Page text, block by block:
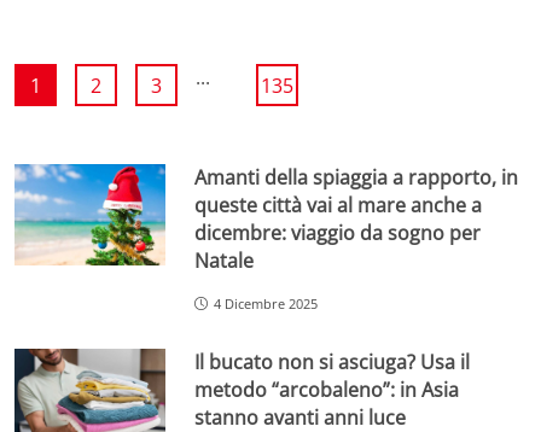
1 2 3 ... 135
Amanti della spiaggia a rapporto, in
queste città vai al mare anche a
dicembre: viaggio da sogno per
Natale
4 Dicembre 2025
Il bucato non si asciuga? Usa il
metodo “arcobaleno”: in Asia
stanno avanti anni luce